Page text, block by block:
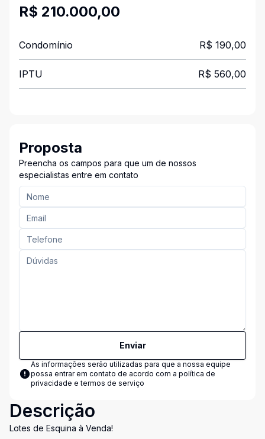
R$ 210.000,00
Condomínio R$ 190,00
IPTU R$ 560,00
Proposta
Preencha os campos para que um de nossos
especialistas entre em contato
Enviar
As informações serão utilizadas para que a nossa equipe
possa entrar em contato de acordo com a política de
privacidade e termos de serviço
Descrição
Lotes de Esquina à Venda!